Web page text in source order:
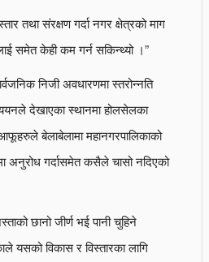
तथा संरक्षण गर्दा नगर क्षेत्रको माग
समेत केही कम गर्न सकिन्थ्यो ।”
निजी अवधारणमा स्तरोन्नति
देखाएका स्थानमा होलसेलका
बेलाबेलामा महानगरपालिकाको
अनुरोध गर्दासमेत कसैले चासो नदिएको
छानो जीर्ण भई पानी चुहिने
यसको विकास र विस्तारका लागि